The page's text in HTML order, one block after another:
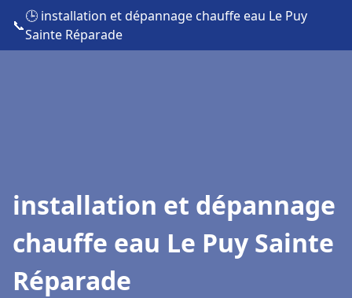
📞
🕒 installation et dépannage chauffe eau Le Puy
Sainte Réparade
installation et dépannage
chauffe eau Le Puy Sainte
Réparade